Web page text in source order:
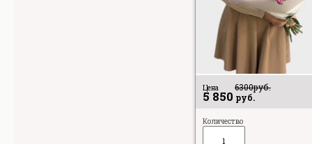
Цена 6300руб.
5 850 руб.
Количество